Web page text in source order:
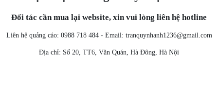
Đối tác cần mua lại website, xin vui lòng liên hệ hotline
Liên hệ quảng cáo: 0988 718 484 - Email: tranquynhanh1236@gmail.com
Địa chỉ: Số 20, TT6, Văn Quán, Hà Đông, Hà Nội